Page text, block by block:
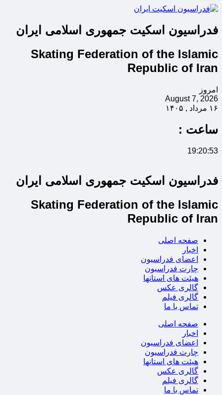
فدراسیون اسکیت جمهوری اسلامی ایران
Skating Federation of the Islamic
Republic of Iran
امروز
August 7, 2026
۱۶ مرداد , ۱۴۰۵
ساعت :
19:20:53
فدراسیون اسکیت جمهوری اسلامی ایران
Skating Federation of the Islamic
Republic of Iran
صفحه اصلی
اخبار
اعضای فدراسیون
چارت فدراسیون
هیئت های استانها
گالری عکس
گالری فیلم
تماس با ما
صفحه اصلی
اخبار
اعضای فدراسیون
چارت فدراسیون
هیئت های استانها
گالری عکس
گالری فیلم
تماس با ما